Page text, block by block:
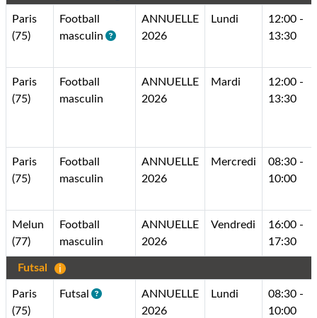
Paris
(75)
Football
masculin
ANNUELLE
2026
Lundi
12:00 -
13:30
Paris
(75)
Football
masculin
ANNUELLE
2026
Mardi
12:00 -
13:30
Paris
(75)
Football
masculin
ANNUELLE
2026
Mercredi
08:30 -
10:00
Melun
(77)
Football
masculin
ANNUELLE
2026
Vendredi
16:00 -
17:30
Futsal
Paris
(75)
Futsal
ANNUELLE
2026
Lundi
08:30 -
10:00